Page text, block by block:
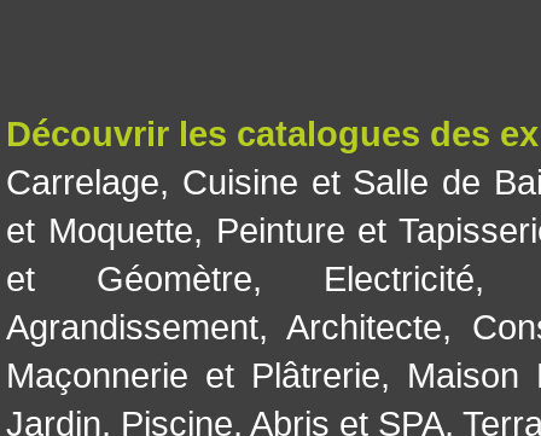
Découvrir les catalogues des
Carrelage, Cuisine et Salle de
et Moquette, Peinture et
et Géomètre, Electricité
Agrandissement, Architecte,
Maçonnerie et Plâtrerie, Maison
Jardin, Piscine, Abris et SPA,